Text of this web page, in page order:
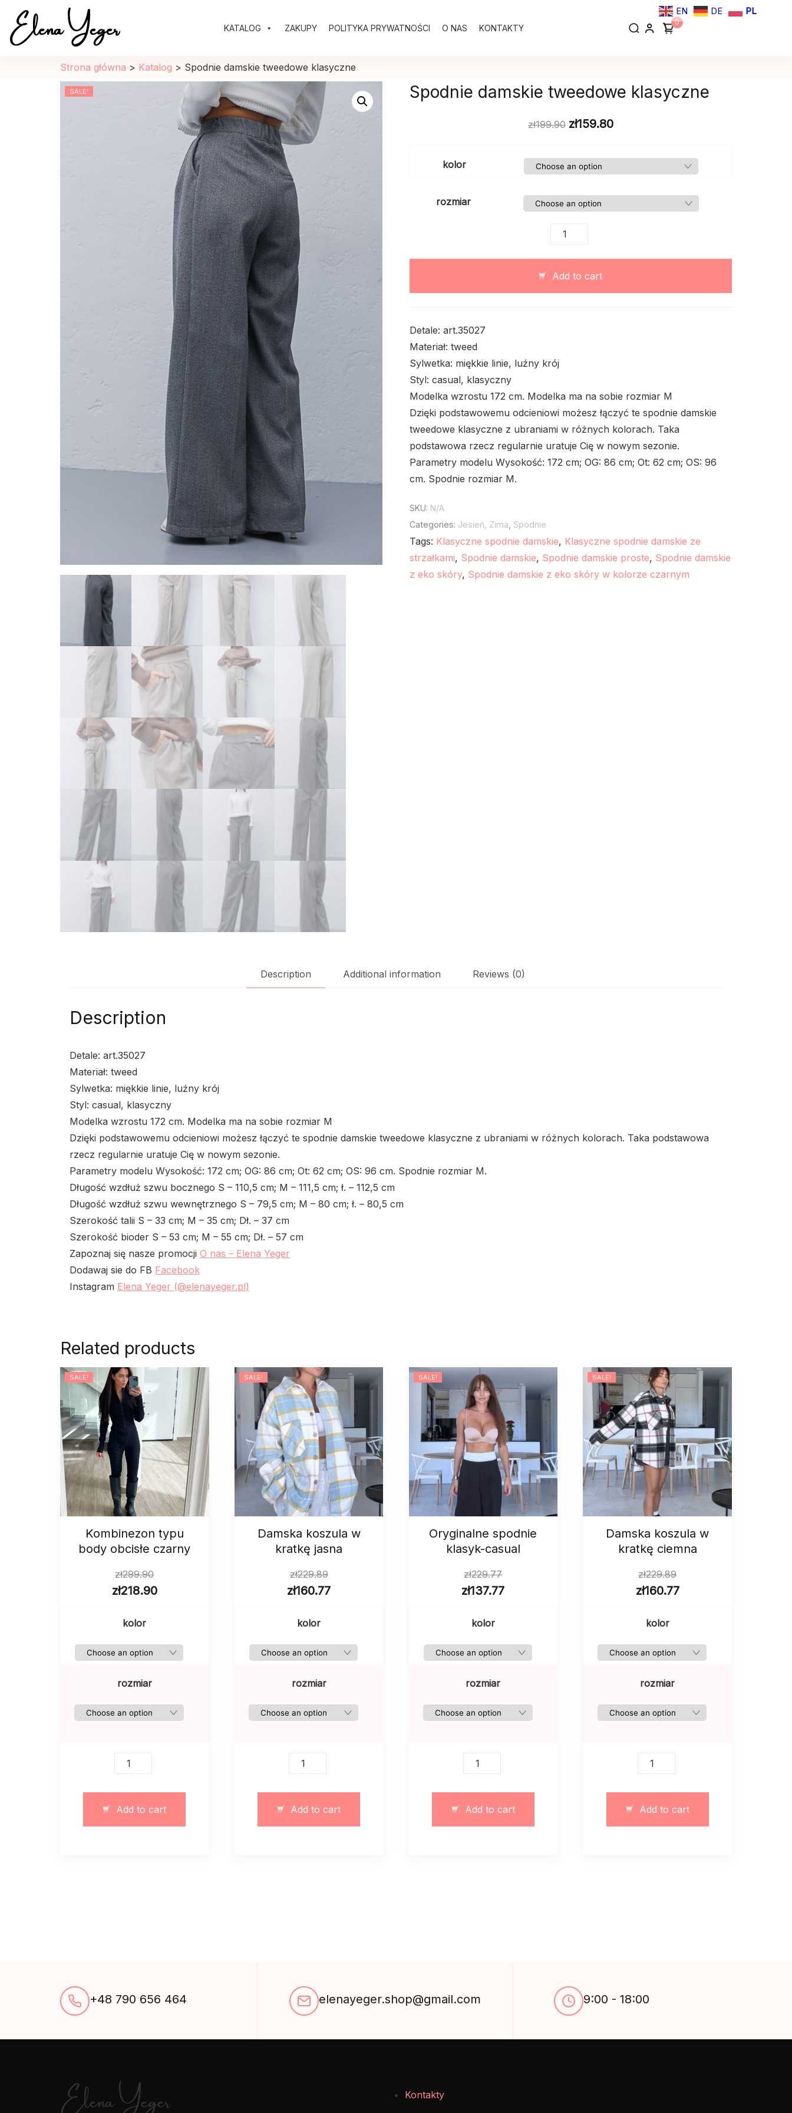
EN DE PL
Elena Yeger
Sklep internetowy odziez damska
KATALOG ZAKUPY POLITYKA PRYWATNOŚCI O NAS KONTAKTY
0
Strona główna > Katalog > Spodnie damskie tweedowe klasyczne
SALE! Spodnie damskie tweedowe klasyczne
zł199.90 zł159.80
kolor
rozmiar
Spodnie
tweedowe
klasyczne
Add to cart
Detale: art.35027
Materiał: tweed
Sylwetka: miękkie linie, luźny krój
Styl: casual, klasyczny
Modelka wzrostu 172 cm. Modelka ma na sobie rozmiar M
Dzięki podstawowemu odcieniowi możesz łączyć te spodnie damskie
tweedowe klasyczne z ubraniami w różnych kolorach. Taka
podstawowa rzecz regularnie uratuje Cię w nowym sezonie.
Parametry modelu Wysokość: 172 cm; OG: 86 cm; Ot: 62 cm; OS: 96
cm. Spodnie rozmiar M.
SKU: N/A
Categories: Jesień, Zima Spodnie
Tags: Klasyczne spodnie damskie, Klasyczne spodnie damskie ze
strzałkami, Spodnie damskie, Spodnie damskie proste, Spodnie damskie
z eko skóry, Spodnie damskie z eko skóry w kolorze czarnym
Description Additional information Reviews (0)
Description
Detale: art.35027
Materiał: tweed
Sylwetka: miękkie linie, luźny krój
Styl: casual, klasyczny
Modelka wzrostu 172 cm. Modelka ma na sobie rozmiar M
Dzięki podstawowemu odcieniowi możesz łączyć te spodnie damskie tweedowe klasyczne z ubraniami w różnych kolorach. Taka podstawowa
rzecz regularnie uratuje Cię w nowym sezonie.
Parametry modelu Wysokość: 172 cm; OG: 86 cm; Ot: 62 cm; OS: 96 cm. Spodnie rozmiar M.
Długość wzdłuż szwu bocznego S – 110,5 cm; M – 111,5 cm; ł. – 112,5 cm
Długość wzdłuż szwu wewnętrznego S – 79,5 cm; M – 80 cm; ł. – 80,5 cm
Szerokość talii S – 33 cm; M – 35 cm; Dł. – 37 cm
Szerokość bioder S – 53 cm; M – 55 cm; Dł. – 57 cm
Zapoznaj się nasze promocji O nas – Elena Yeger
Dodawaj sie do FB Facebook
Instagram Elena Yeger (@elenayeger.pl)
Related products
SALE!
Kombinezon typu
body obcisłe czarny
zł299.90
zł218.90
kolor
rozmiar
Kombinezon
czarny
quantity
Add to cart
SALE!
Damska koszula w
kratkę jasna
zł229.89
zł160.77
kolor
rozmiar
Damska
jasna
quantity
Add to cart
SALE!
Oryginalne spodnie
klasyk-casual
zł229.77
zł137.77
kolor
rozmiar
Oryginalne
quantity
Add to cart
SALE!
Damska koszula w
kratkę ciemna
zł229.89
zł160.77
kolor
rozmiar
Damska
ciemna
quantity
Add to cart
+48 790 656 464 elenayeger.shop@gmail.com 9:00 - 18:00
Elena Yeger Kontakty